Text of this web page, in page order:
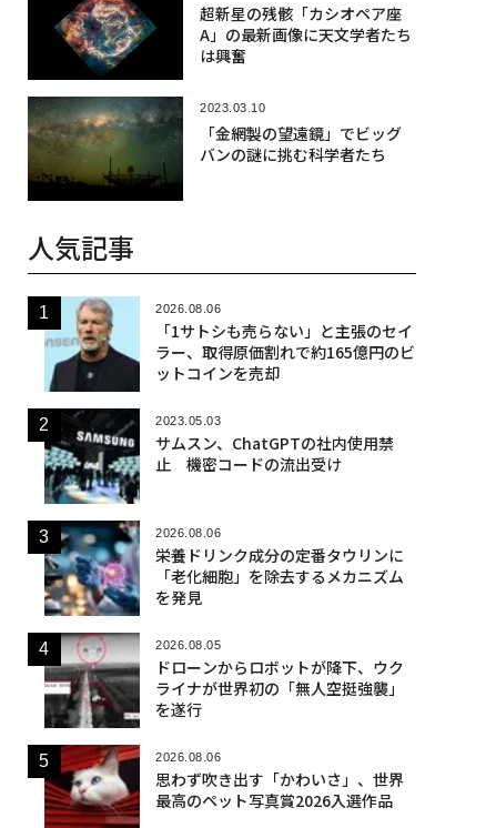
超新星の残骸「カシオペア座
A」の最新画像に天文学者たち
は興奮
2023.03.10
「金網製の望遠鏡」でビッグ
バンの謎に挑む科学者たち
人気記事
2026.08.06
「1サトシも売らない」と主張のセイ
ラー、取得原価割れで約165億円のビ
ットコインを売却
2023.05.03
サムスン、ChatGPTの社内使用禁
止 機密コードの流出受け
2026.08.06
栄養ドリンク成分の定番タウリンに
「老化細胞」を除去するメカニズム
を発見
2026.08.05
ドローンからロボットが降下、ウク
ライナが世界初の「無人空挺強襲」
を遂行
2026.08.06
思わず吹き出す「かわいさ」、世界
最高のペット写真賞2026入選作品